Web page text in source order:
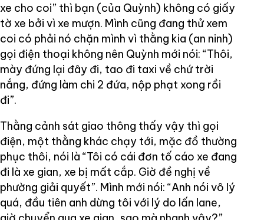
xe cho coi” thì bạn (của Quỳnh) không có giấy
tờ xe bởi vì xe mượn. Mình cũng đang thử xem
coi có phải nó chặn mình vì thằng kia (an ninh)
gọi điện thoại không nên Quỳnh mới nói: “Thôi,
mày đứng lại đây đi, tao đi taxi về chứ trời
nắng, đứng làm chi 2 đứa, nộp phạt xong rồi
đi”.
Thằng cảnh sát giao thông thấy vậy thì gọi
điện, một thằng khác chạy tới, mặc đồ thường
phục thôi, nói là “Tôi có cái đơn tố cáo xe đang
đi là xe gian, xe bị mất cắp. Giờ đề nghị về
phường giải quyết”. Mình mới nói: “Anh nói vô lý
quá, đầu tiên anh dừng tôi với lý do lấn lane,